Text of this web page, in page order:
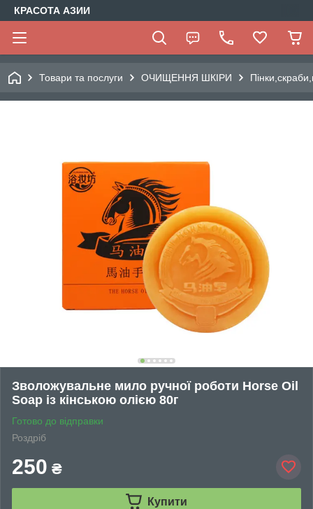
КРАСОТА АЗИИ
Товари та послуги ОЧИЩЕННЯ ШКІРИ
Зволожувальне мило ручної роботи Horse Oil
Soap із кінською олією 80г
Готово до відправки
Роздріб
250 ₴
Купити